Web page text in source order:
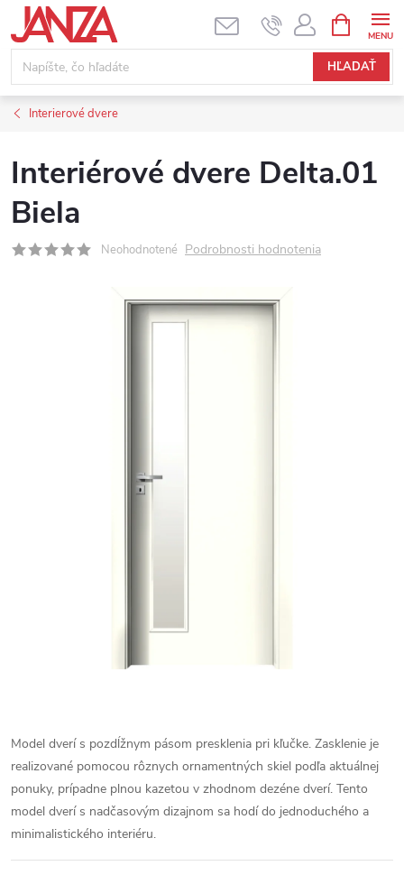
Prejsť na obsah
HĽADAŤ
Interierové dvere
Interiérové dvere Delta.01
Biela
Neohodnotené Podrobnosti hodnotenia
Model dverí s pozdĺžnym pásom presklenia pri kľučke. Zasklenie je
realizované pomocou rôznych ornamentných skiel podľa aktuálnej
ponuky, prípadne plnou kazetou v zhodnom dezéne dverí. Tento
model dverí s nadčasovým dizajnom sa hodí do jednoduchého a
minimalistického interiéru.